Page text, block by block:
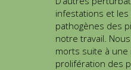
infestations et les
pathogènes des
notre travail.
morts suite à une
prolifération des